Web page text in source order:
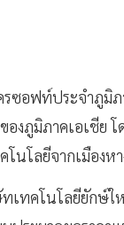
ซอฟท์ประจำภูมิภ
องภูมิภาคเอเชี
โนโลยีจากเมืองห
เทคโนโลยียักษ์ใ